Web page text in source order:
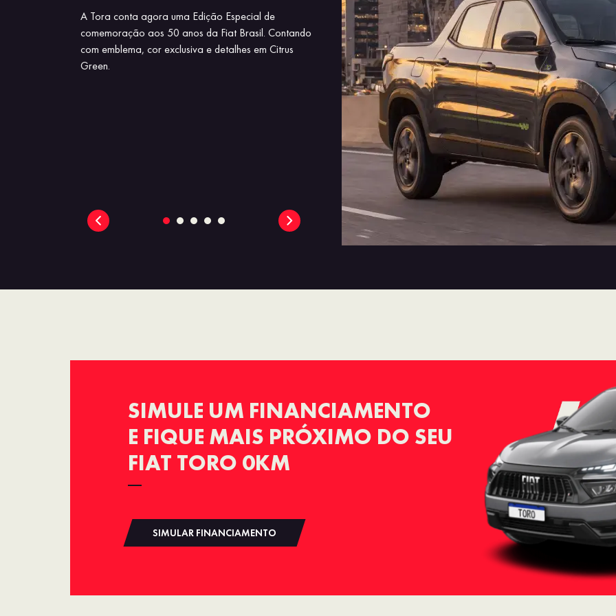
A Tora conta agora uma Edição Especial de
comemoração aos 50 anos da Fiat Brasil. Contando
com emblema, cor exclusiva e detalhes em Citrus
Green.
Exterior com a potência e capacidade de carga de 1
tonelada que já conquistaram o Brasil. Da grade
dianteira às lanternas traseiras, o design da Nova Fiat
Toro é ainda mais robusto.
O novo
para
energia
tomada.
SIMULE UM FINANCIAMENTO
E FIQUE MAIS PRÓXIMO DO SEU
FIAT TORO 0KM
SIMULAR FINANCIAMENTO